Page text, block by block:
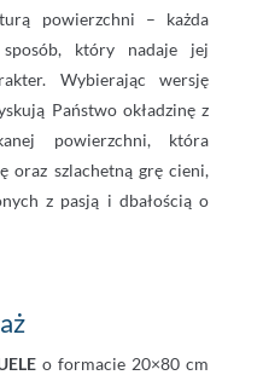
powierzchni – każda
który nadaje jej
Wybierając wersję
Państwo okładzinę z
powierzchni, która
oraz szlachetną grę cieni,
z pasją i dbałością o
o formacie 20×80 cm